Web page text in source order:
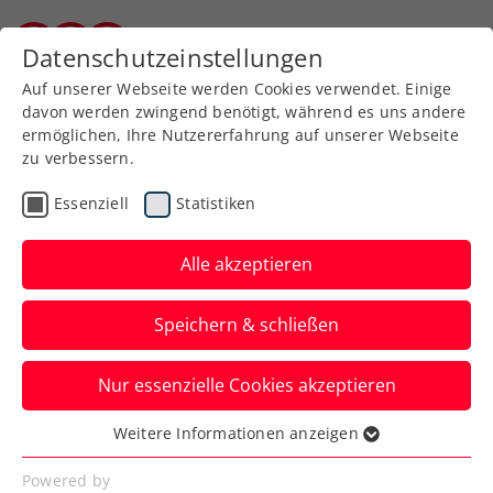
Wechsel in der Geschäftsführung beim
Kärntner Tennisverband
Julia Adlbrecht hat mit 1. Juli 2026 das Amt von
Gerald „Jerry“ Hebein übernommen
Mehr lesen
Mehr lesen
Mehr lesen
Datenschutzeinstellungen
Auf unserer Webseite werden Cookies verwendet. Einige
davon werden zwingend benötigt, während es uns andere
ermöglichen, Ihre Nutzererfahrung auf unserer Webseite
zu verbessern.
Essenziell Statistiken
Alle akzeptieren
Speichern & schließen
Nur essenzielle Cookies akzeptieren
Essenziell
Essenzielle Cookies werden für grundlegende
Weitere Informationen anzeigen
Powered by